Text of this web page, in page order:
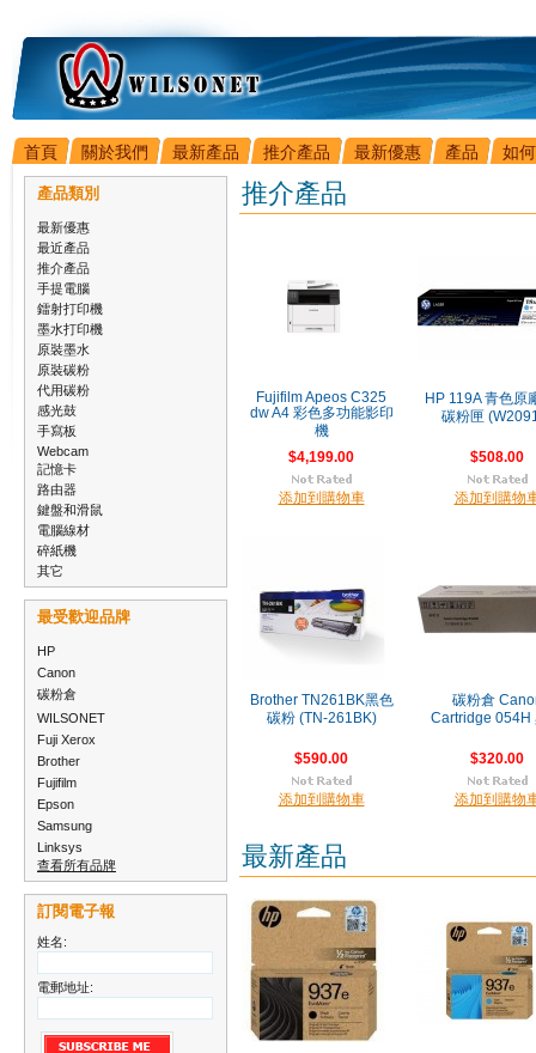
首頁 關於我們 最新產品 推介產品 最新優惠 產品 如
產品類別
最新優惠
最近產品
推介產品
手提電腦
鐳射打印機
墨水打印機
原裝墨水
原裝碳粉
代用碳粉
感光鼓
手寫板
Webcam
記憶卡
路由器
鍵盤和滑鼠
電腦線材
碎紙機
其它
最受歡迎品牌
HP
Canon
碳粉倉
WILSONET
Fuji Xerox
Brother
Fujifilm
Epson
Samsung
Linksys
查看所有品牌
訂閱電子報
姓名:
電郵地址:
推介產品
Fujifilm Apeos C325
dw A4 彩色多功能影印
機
$4,199.00
添加到購物車
HP 119A 青色原
碳粉匣
$508.00
添加到購物
Brother TN261BK黑色
碳粉 (TN-261BK)
$590.00
添加到購物車
碳粉倉
Cartridge 054H
$320.00
添加到購物
最新產品